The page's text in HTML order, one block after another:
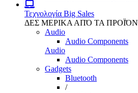
Τεχνολογία Big Sales
ΔΕΣ ΜΕΡΙΚΑ ΑΠΌ ΤΑ
Audio
Audio Components
Audio
Audio Components
Gadgets
Bluetooth
/